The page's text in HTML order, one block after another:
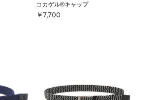
コカゲル®キャップ
￥7,700